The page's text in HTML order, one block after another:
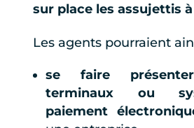
sur place les assujettis à
Les agents pourraient
se faire
terminaux ou
paiement